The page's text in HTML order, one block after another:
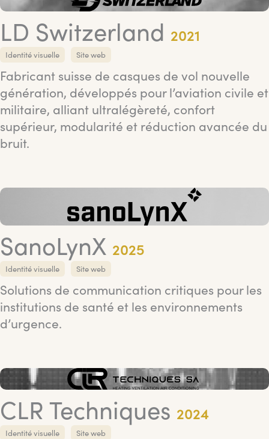
LD Switzerland 2021
Identité visuelle Site web
Fabricant suisse de casques de vol nouvelle
génération, développés pour l’aviation civile et
militaire, alliant ultralégèreté, confort
supérieur, modularité et réduction avancée du
bruit.
SanoLynX 2025
Identité visuelle Site web
Solutions de communication critiques pour les
institutions de santé et les environnements
d’urgence.
CLR Techniques 2024
Identité visuelle Site web